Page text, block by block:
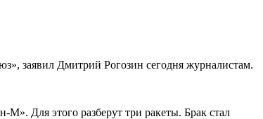
заявил Дмитрий Рогозин сегодня журналистам.
М». Для этого разберут три ракеты. Брак стал